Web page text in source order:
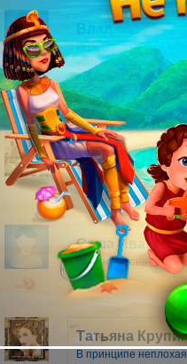
Влад
Игре явно не
максимум 2 вечера)
несколько
Кароллина
На любителя
Саша
Игра не очень для
Татьяна
В принципе